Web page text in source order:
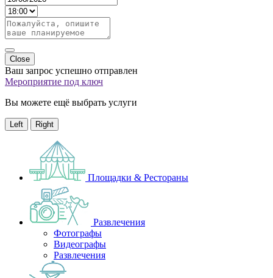
Close
Ваш запрос успешно отправлен
Мероприятие под ключ
Вы можете ещё выбрать услуги
Left Right
Площадки & Рестораны
Развлечения
Фотографы
Видеографы
Развлечения